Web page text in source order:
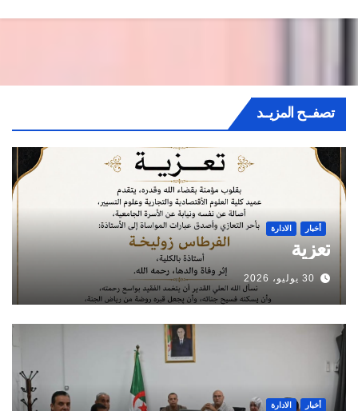
تصفــح المزيــد
أخبار الادارة
تعزية
30 يوليو، 2026
أخبار الادارة